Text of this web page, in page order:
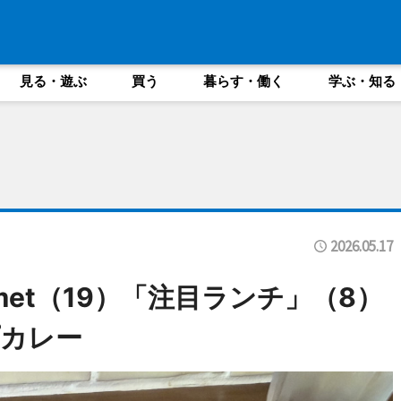
見る・遊ぶ 買う 暮らす・働く 学ぶ・知る
2026.05.17
（19）「注目ランチ」（8）
レー